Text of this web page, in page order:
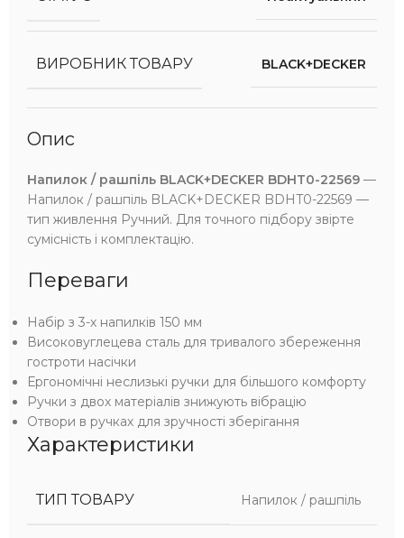
ВИРОБНИК ТОВАРУ BLACK+DECKER
Опис
Напилок / рашпіль BLACK+DECKER BDHT0-22569 —
Напилок / рашпіль BLACK+DECKER BDHT0-22569 —
тип живлення Ручний. Для точного підбору звірте
сумісність і комплектацію.
Переваги
Набір з 3-х напилків 150 мм
Високовуглецева сталь для тривалого збереження
гостроти насічки
Ергономічні неслизькі ручки для більшого комфорту
Ручки з двох матеріалів знижують вібрацію
Отвори в ручках для зручності зберігання
Характеристики
ТИП ТОВАРУ Напилок / рашпіль